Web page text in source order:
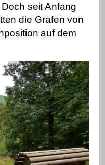
seit Anfang
die Grafen von
auf dem